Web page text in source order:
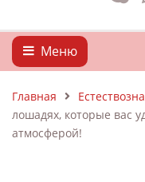
Меню
Главная
лошадях, которые вас
атмосферой!